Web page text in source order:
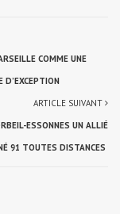
COMME UNE
D’EXCEPTION
ARTICLE SUIVANT
ESSONNES UN ALLIÉ
91 TOUTES DISTANCES